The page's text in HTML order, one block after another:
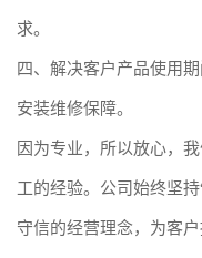
求。
四、解决客户产品使用
安装维修保障。
因为专业，所以放心，
工的经验。公司始终坚
守信的经营理念，为客